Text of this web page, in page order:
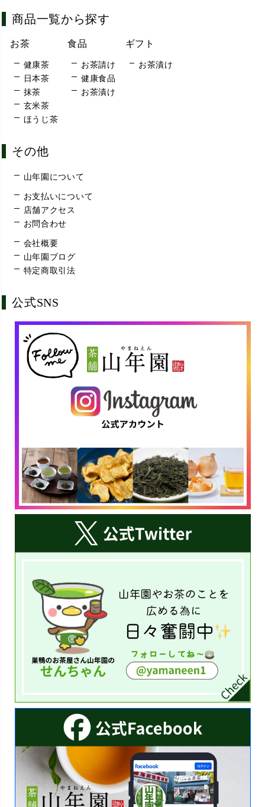
商品一覧から探す
お茶
健康茶
日本茶
抹茶
玄米茶
ほうじ茶
食品
お茶請け
健康食品
お茶漬け
ギフト
お茶漬け
その他
山年園について
お支払いについて
店舗アクセス
お問合わせ
会社概要
山年園ブログ
特定商取引法
公式SNS